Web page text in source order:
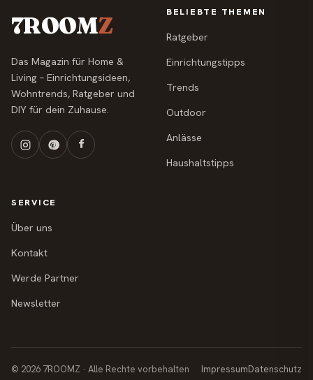
7ROOMZ
Das Magazin für Home &
Living – Einrichtungsideen,
Wohntrends, Ratgeber und
DIY für dein Zuhause.
BELIEBTE THEMEN
Ratgeber
Einrichtungstipps
Trends
Outdoor
Anlässe
Haushaltstipps
SERVICE
Über uns
Kontakt
Werde Partner
Newsletter
© 2026 7ROOMZ · Alle Rechte vorbehalten ImpressumDatenschutz